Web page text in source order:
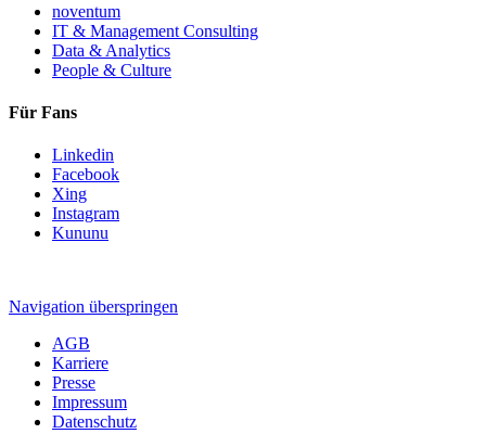
noventum
IT & Management Consulting
Data & Analytics
People & Culture
Für Fans
Linkedin
Facebook
Xing
Instagram
Kununu
Navigation überspringen
AGB
Karriere
Presse
Impressum
Datenschutz